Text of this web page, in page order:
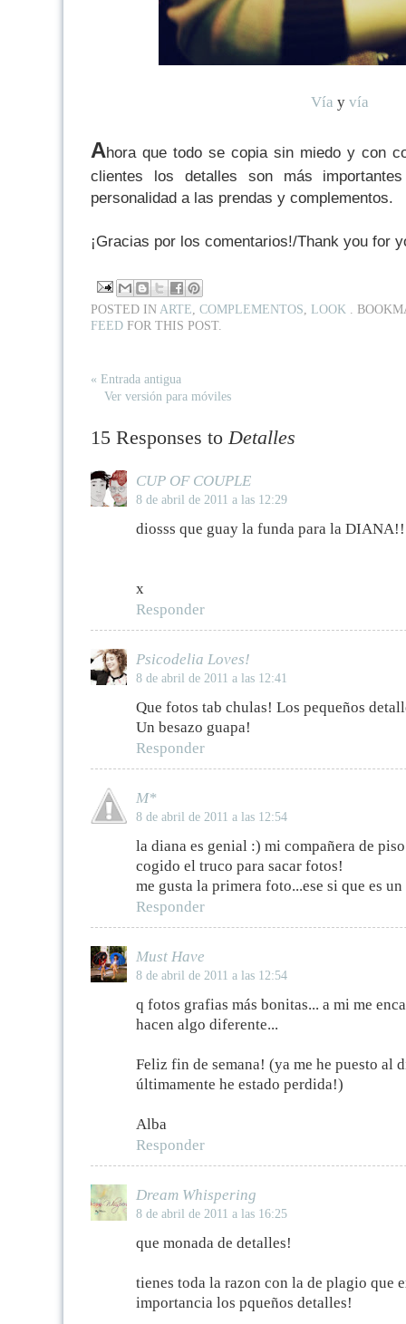
Vía y vía
Ahora que todo se copia sin miedo y con
clientes los detalles son más
personalidad a las prendas y complementos.
¡Gracias por los comentarios!/Thank you for
POSTED IN ARTE COMPLEMENTOS LOOK .
FEED FOR THIS POST.
« Entrada antigua
Ver versión para móviles
15 Responses to Detalles
CUP OF COUPLE
8 de abril de 2011 a las 12:29
diosss que guay la funda para la
x
Responder
Psicodelia Loves!
8 de abril de 2011 a las 12:41
Que fotos tab chulas! Los pequeños
Un besazo guapa!
Responder
M*
8 de abril de 2011 a las 12:54
la diana es genial :) mi compañera de
cogido el truco para sacar fotos!
me gusta la primera foto...ese si que es
Responder
Must Have
8 de abril de 2011 a las 12:54
q fotos grafias más bonitas... a mi me
hacen algo diferente...
Feliz fin de semana! (ya me he puesto al
últimamente he estado perdida!)
Alba
Responder
Dream Whispering
8 de abril de 2011 a las 16:25
que monada de detalles!
tienes toda la razon con la de plagio que
importancia los pqueños detalles!